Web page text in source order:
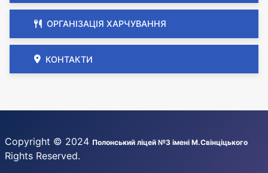
ОРГАНІЗАЦІЯ ХАРЧУВАННЯ
КОНТАКТИ
Copyright © 2024 Полонський ліцей №3 імені М.Свінціцького
Rights Reserved.